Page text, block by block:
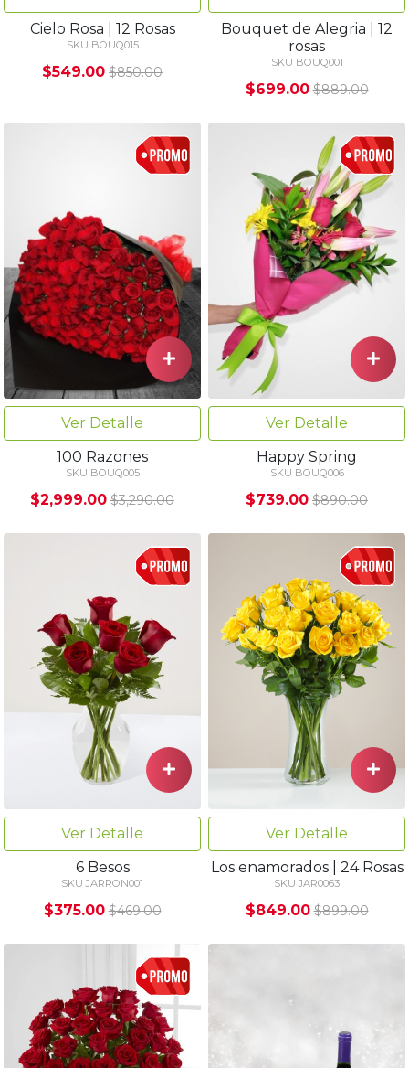
Cielo Rosa | 12 Rosas
SKU BOUQ015
$549.00 $850.00
Bouquet de Alegria | 12
rosas
SKU BOUQ001
$699.00 $889.00
Ver Detalle
100 Razones
SKU BOUQ005
$2,999.00 $3,290.00
Ver Detalle
Happy Spring
SKU BOUQ006
$739.00 $890.00
Ver Detalle
6 Besos
SKU JARRON001
$375.00 $469.00
Ver Detalle
Los enamorados | 24 Rosas
SKU JAR0063
$849.00 $899.00